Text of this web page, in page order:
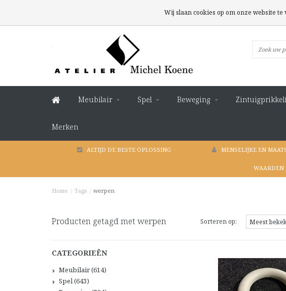
Meubilair Spel Beweging
Merken
ALTIJD DE BESTE OPLOSSING MENSELIJKE EN
WAARDEN
Home / Tags / werpen
Producten getagd met werpen Sorteren op:
CATEGORIEËN
Meubilair(614)
Spel(643)
Wij slaan cookies op om onze website